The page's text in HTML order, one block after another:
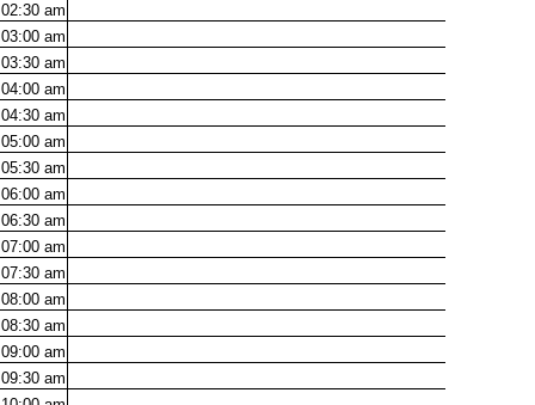
02:30 am
03:00 am
03:30 am
04:00 am
04:30 am
05:00 am
05:30 am
06:00 am
06:30 am
07:00 am
07:30 am
08:00 am
08:30 am
09:00 am
09:30 am